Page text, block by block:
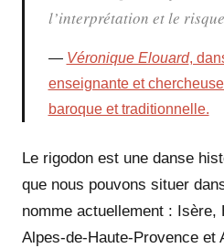
l’interprétation et le risque
Véronique Elouard,
enseignante et
baroque et traditionnelle.
Le rigodon est une danse
que nous pouvons situer
nomme actuellement : Isère,
Alpes-de-Haute-Provence et